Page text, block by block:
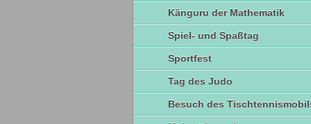
Känguru der Mathematik
Spiel- und Spaßtag
Sportfest
Tag des Judo
Besuch des